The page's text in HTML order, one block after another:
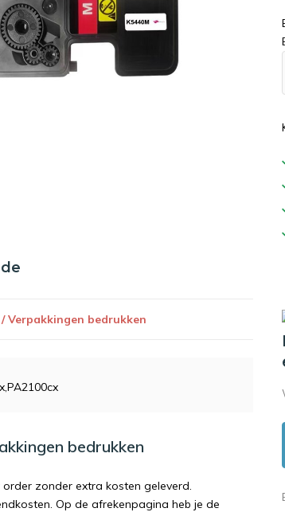
Verpakkingen bedrukken
bedrukken
zonder extra kosten geleverd.
Op de afrekenpagina heb je de